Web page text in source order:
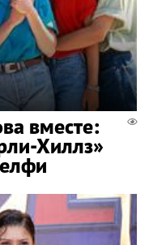
вместе:
Хиллз»